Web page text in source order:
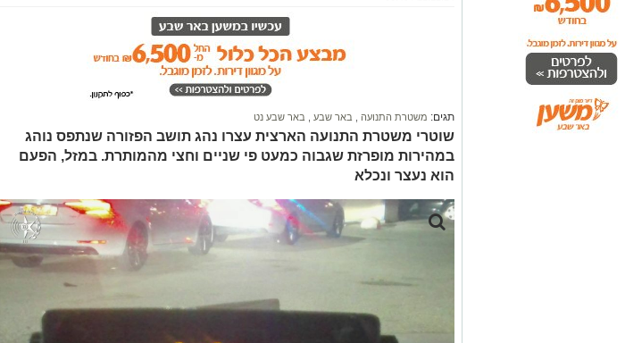
תגים: משטרת התנועה באר שבע באר שבע נט
שוטרי משטרת התנועה הארצית עצרו נהג תושב הפזורה שנתפס נוהג
במהירות מופרזת שגבוה כמעט פי שניים וחצי מהמותרת. במזל, הפעם
הוא נעצר ונכלא